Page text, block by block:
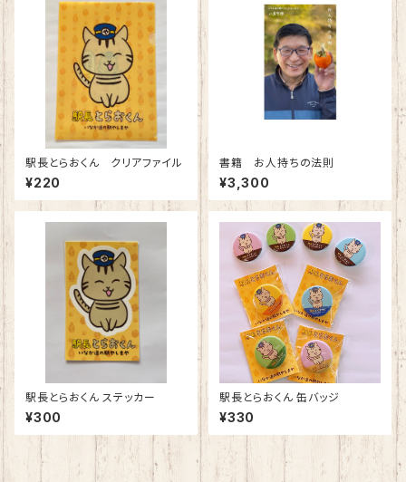
駅長とらおくん クリアファイル
¥220
書籍 お人持ちの法則
¥3,300
駅長とらおくん ステッカー
¥300
駅長とらおくん 缶バッジ
¥330